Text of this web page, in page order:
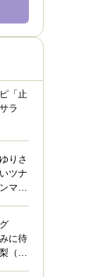
「止
ラ
りさ
ツナ
マに
グ
に待
（幸